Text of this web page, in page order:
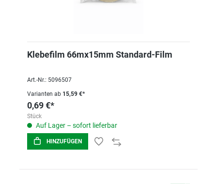
Klebefilm 66mx15mm Standard-Film
Art.-Nr.: 5096507
Varianten ab 15,59 €*
0,69 €*
Stück
Auf Lager – sofort lieferbar
HINZUFÜGEN